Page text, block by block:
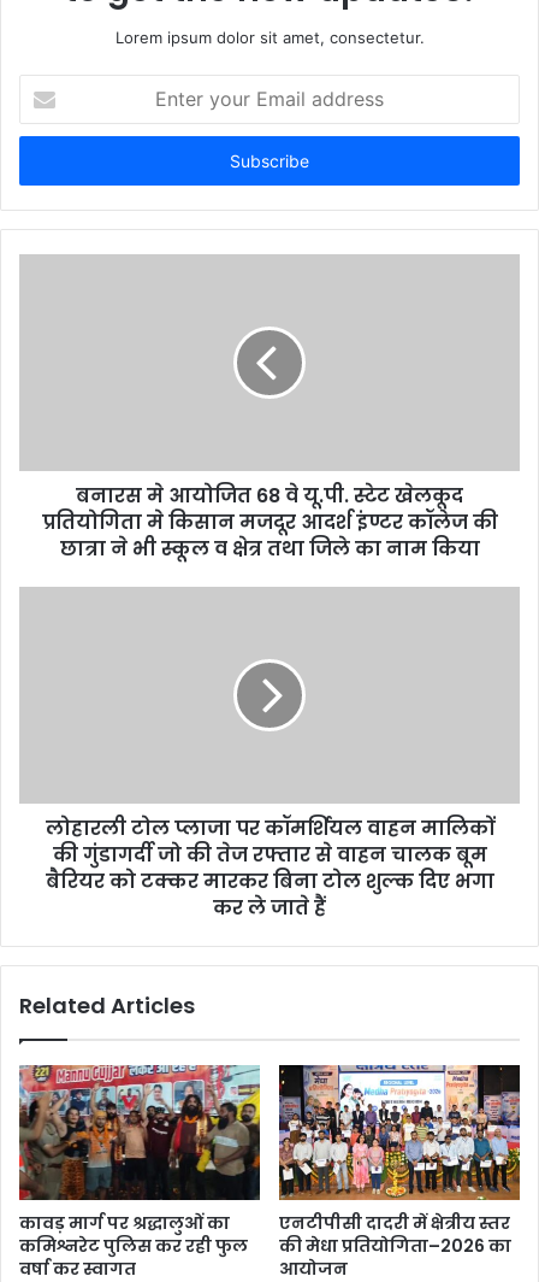
Lorem ipsum dolor sit amet, consectetur.
your
Email
बनारस मे आयोजित 68 वे यू.पी. स्टेट खेलकूद
प्रतियोगिता मे किसान मजदूर आदर्श इंण्टर कॉलेज की
छात्रा ने भी स्कूल व क्षेत्र तथा जिले का नाम किया
लोहारली टोल प्लाजा पर कॉमर्शियल वाहन मालिकों
की गुंडागर्दी जो की तेज रफ्तार से वाहन चालक बूम
बैरियर को टक्कर मारकर बिना टोल शुल्क दिए भगा
कर ले जाते हैं
Related Articles
कावड़ मार्ग पर श्रद्धालुओं का
कमिश्नरेट पुलिस कर रही फुल
वर्षा कर स्वागत
एनटीपीसी दादरी में क्षेत्रीय स्तर
की मेधा प्रतियोगिता–2026 का
आयोजन